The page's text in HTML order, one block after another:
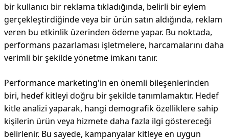
bir kullanıcı bir reklama tıkladığında, belirli bir eylem
gerçekleştirdiğinde veya bir ürün satın aldığında, reklam
veren bu etkinlik üzerinden ödeme yapar. Bu noktada,
performans pazarlaması işletmelere, harcamalarını daha
verimli bir şekilde yönetme imkanı tanır.
Performance marketing'in en önemli bileşenlerinden
biri, hedef kitleyi doğru bir şekilde tanımlamaktır. Hedef
kitle analizi yaparak, hangi demografik özelliklere sahip
kişilerin ürün veya hizmete daha fazla ilgi göstereceği
belirlenir. Bu sayede, kampanyalar kitleye en uygun